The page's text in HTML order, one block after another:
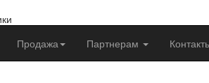
Продажа Партнерам